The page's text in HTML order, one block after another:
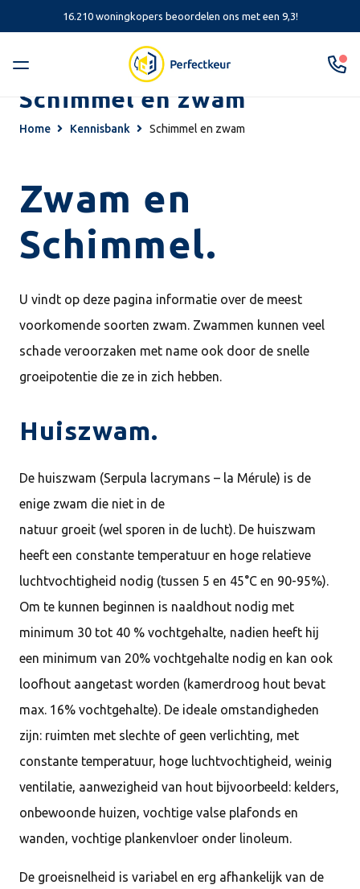
16.210 woningkopers beoordelen ons met een 9,3!
Schimmel en zwam
Home Kennisbank Schimmel en zwam
Zwam en
Schimmel.
U vindt op deze pagina informatie over de meest
voorkomende soorten zwam. Zwammen kunnen veel
schade veroorzaken met name ook door de snelle
groeipotentie die ze in zich hebben.
Huiszwam.
De huiszwam (Serpula lacrymans – la Mérule) is de
enige zwam die niet in de
natuur groeit (wel sporen in de lucht). De huiszwam
heeft een constante temperatuur en hoge relatieve
luchtvochtigheid nodig (tussen 5 en 45°C en 90-95%).
Om te kunnen beginnen is naaldhout nodig met
minimum 30 tot 40 % vochtgehalte, nadien heeft hij
een minimum van 20% vochtgehalte nodig en kan ook
loofhout aangetast worden (kamerdroog hout bevat
max. 16% vochtgehalte). De ideale omstandigheden
zijn: ruimten met slechte of geen verlichting, met
constante temperatuur, hoge luchtvochtigheid, weinig
ventilatie, aanwezigheid van hout bijvoorbeeld: kelders,
onbewoonde huizen, vochtige valse plafonds en
wanden, vochtige plankenvloer onder linoleum.
De groeisnelheid is variabel en erg afhankelijk van de